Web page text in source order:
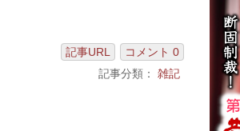
記事URL
コメント 0
記事分類： 雑記